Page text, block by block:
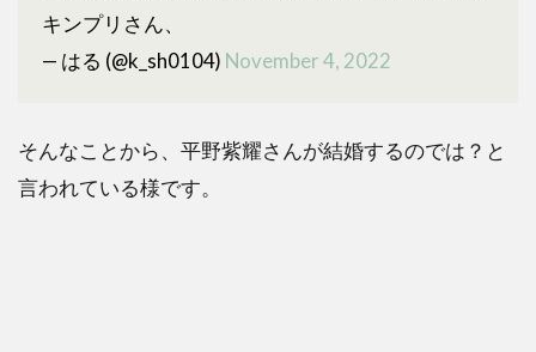
キンプリさん、
— はる (@k_sh0104) November 4, 2022
そんなことから、平野紫耀さんが結婚するのでは？と
言われている様です。